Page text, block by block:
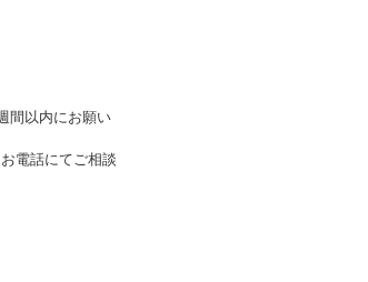
間以内にお願い
電話にてご相談